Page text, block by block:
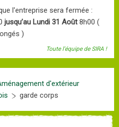
l'entreprise sera fermée :
jusqu’au Lundi 31 Août8h00 (
)
Toute l'équipe de SIRA !
d'extérieur
garde corps